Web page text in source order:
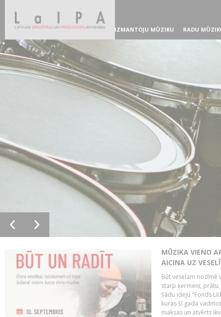
IZMANTOJU MŪZIKU RADU
MŪZIKA VIENO
AICINA UZ
Būt veselam nozīmē
starp ķermeni,
šādu ideju "Fonds
kuras šī gada
maksas un atvērts